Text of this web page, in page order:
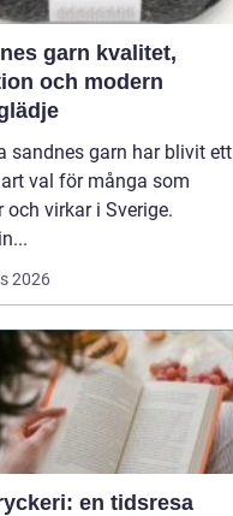
garn kvalitet,
och modern
sandnes garn har blivit ett
val för många som
och virkar i Sverige.
2026
en tidsresa